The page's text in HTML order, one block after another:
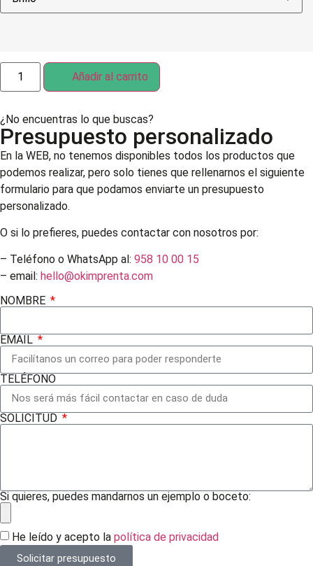
Añadir al carrito
¿No encuentras lo que buscas?
Presupuesto personalizado
En la WEB, no tenemos disponibles todos los productos que
podemos realizar, pero solo tienes que rellenarnos el siguiente
formulario para que podamos enviarte un presupuesto
personalizado.
O si lo prefieres, puedes contactar con nosotros por:
– Teléfono o WhatsApp al: 958 10 00 15
– email: hello@okimprenta.com
NOMBRE
EMAIL
TELÉFONO
SOLICITUD
Si quieres, puedes mandarnos un ejemplo o boceto:
He leído y acepto la política de privacidad
Solicitar presupuesto